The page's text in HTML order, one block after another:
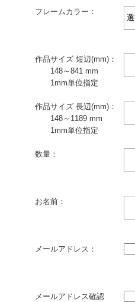
フレームカラー：
作品サイズ 短辺(mm)：
148～841 mm
1mm単位指定
作品サイズ 長辺(mm)：
148～1189 mm
1mm単位指定
数量：
お名前：
メールアドレス：
メールアドレス確認